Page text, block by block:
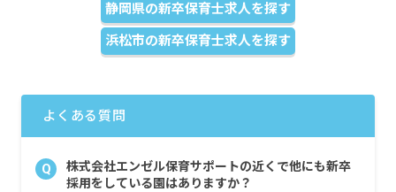
静岡県の新卒保育士求人を探す
浜松市の新卒保育士求人を探す
よくある質問
Q
株式会社エンゼル保育サポートの近くで他にも新卒
採用をしている園はありますか？